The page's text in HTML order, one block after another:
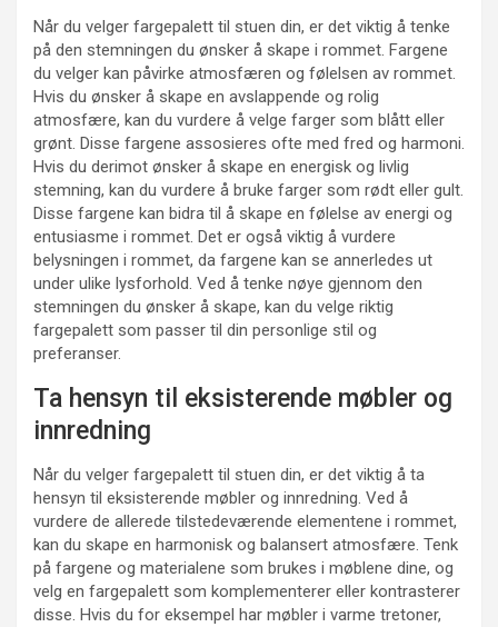
Når du velger fargepalett til stuen din, er det viktig å tenke
på den stemningen du ønsker å skape i rommet. Fargene
du velger kan påvirke atmosfæren og følelsen av rommet.
Hvis du ønsker å skape en avslappende og rolig
atmosfære, kan du vurdere å velge farger som blått eller
grønt. Disse fargene assosieres ofte med fred og harmoni.
Hvis du derimot ønsker å skape en energisk og livlig
stemning, kan du vurdere å bruke farger som rødt eller gult.
Disse fargene kan bidra til å skape en følelse av energi og
entusiasme i rommet. Det er også viktig å vurdere
belysningen i rommet, da fargene kan se annerledes ut
under ulike lysforhold. Ved å tenke nøye gjennom den
stemningen du ønsker å skape, kan du velge riktig
fargepalett som passer til din personlige stil og
preferanser.
Ta hensyn til eksisterende møbler og
innredning
Når du velger fargepalett til stuen din, er det viktig å ta
hensyn til eksisterende møbler og innredning. Ved å
vurdere de allerede tilstedeværende elementene i rommet,
kan du skape en harmonisk og balansert atmosfære. Tenk
på fargene og materialene som brukes i møblene dine, og
velg en fargepalett som komplementerer eller kontrasterer
disse. Hvis du for eksempel har møbler i varme tretoner,